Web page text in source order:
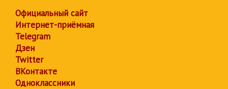
Официальный сайт
Интернет-приёмная
Telegram
Дзен
Twitter
ВКонтакте
Одноклассники